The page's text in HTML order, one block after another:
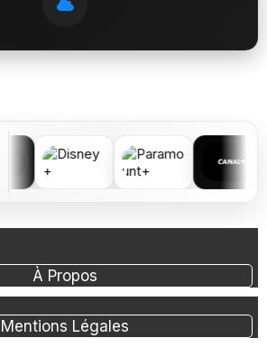
À Propos
Mentions Légales